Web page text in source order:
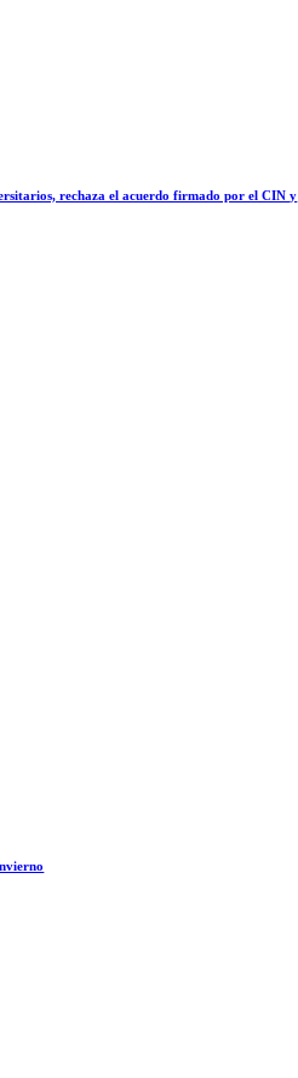
rechaza el acuerdo firmado por el CIN y